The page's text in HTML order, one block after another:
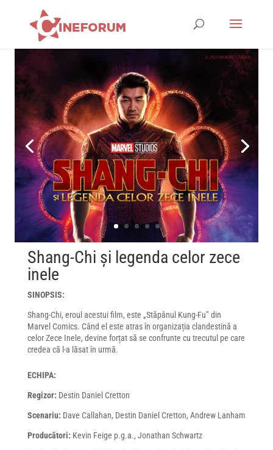
Shang-Chi și legenda celor zece
inele
SINOPSIS:
Shang-Chi, eroul acestui film, este „Stăpânul Kung-Fu” din
Marvel Comics. Când el este atras în organizația clandestină a
celor Zece Inele, devine forțat să se confrunte cu trecutul pe care
credea că l-a lăsat în urmă.
ECHIPA:
Regizor: Destin Daniel Cretton
Scenariu: Dave Callahan, Destin Daniel Cretton, Andrew Lanham
Producători: Kevin Feige p.g.a., Jonathan Schwartz